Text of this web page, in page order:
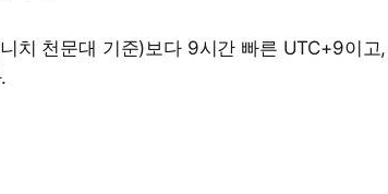
치 천문대 기준)보다 9시간 빠른 UTC+9이고